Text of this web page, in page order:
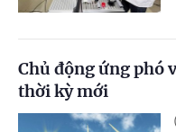
Chủ động ứng phó
thời kỳ mới